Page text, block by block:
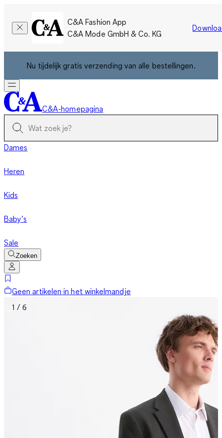
C&A Fashion App
C&A Mode GmbH & Co. KG
Nu tijdelijk gratis verzending van alle bestellingen.
C&A-homepagina
Dames
Heren
Kids
Baby’s
Sale
Zoeken
Geen artikelen in het winkelmandje
1 / 6